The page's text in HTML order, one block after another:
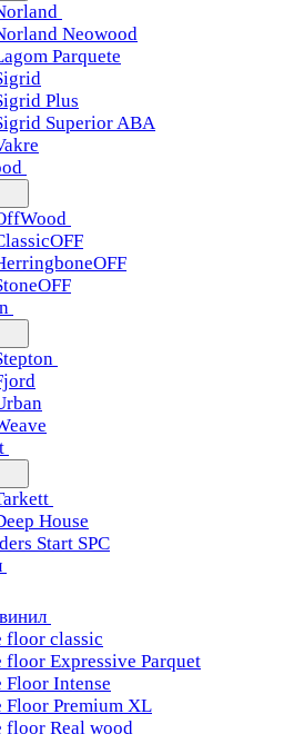
Neowood
Parquete
Plus
Superior ABA
House
Start SPC
floor classic
Expressive Parquet
Intense
Floor Premium XL
floor Real wood